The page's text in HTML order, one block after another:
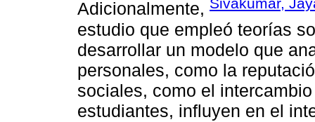
Adicionalmente, Sivakumar,
estudio que empleó teorías
desarrollar un modelo que
personales, como la
sociales, como el
estudiantes, influyen en el